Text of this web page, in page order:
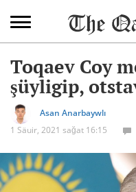
Toqaev Coy
şüyligip,
Asan Anarbaywlı
1 Säuir, 2021 sağat 16:15